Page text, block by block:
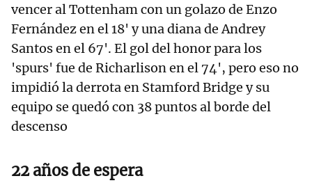
vencer al Tottenham con un golazo de Enzo
Fernández en el 18' y una diana de Andrey
Santos en el 67'. El gol del honor para los
'spurs' fue de Richarlison en el 74', pero eso no
impidió la derrota en Stamford Bridge y su
equipo se quedó con 38 puntos al borde del
descenso
22 años de espera